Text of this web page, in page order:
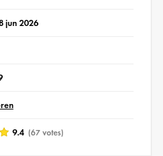
jun 2026
9.4 (67 votes)